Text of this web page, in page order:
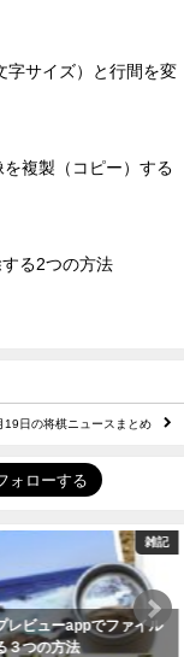
字サイズ）と行間を変
を複製（コピー）する
する2つの方法
19日の将棋ニュースまとめ
ァイル
【Diver】フ
イズ）と行